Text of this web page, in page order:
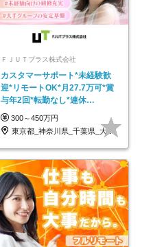
ＦＪＵＴプラス株式会社
カスタマーサポート*未経験歓
迎*リモートOK*月27.7万可*賞
与年2回*転勤なし*連休
OK/ZE010232
300～450万円
東京都_神奈川県_千葉県_大阪府_愛知県…